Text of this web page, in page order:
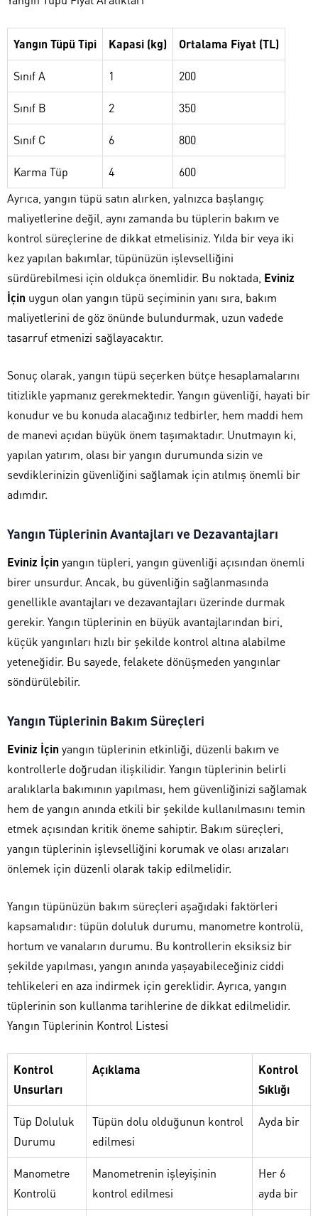
Yangın Tüpü Tipi Kapasi (kg) Ortalama Fiyat (TL)
Sınıf A 1 200
Sınıf B 2 350
Sınıf C 6 800
Karma Tüp 4
600
Ayrıca, yangın tüpü satın alırken, yalnızca başlangıç
maliyetlerine değil, aynı zamanda bu tüplerin bakım ve
kontrol süreçlerine de dikkat etmelisiniz. Yılda bir veya iki
kez yapılan bakımlar, tüpünüzün işlevselliğini
sürdürebilmesi için oldukça önemlidir. Bu noktada, Eviniz
İçin uygun olan yangın tüpü seçiminin yanı sıra, bakım
maliyetlerini de göz önünde bulundurmak, uzun vadede
tasarruf etmenizi sağlayacaktır.
Sonuç olarak, yangın tüpü seçerken bütçe hesaplamalarını
titizlikle yapmanız gerekmektedir. Yangın güvenliği, hayati bir
konudur ve bu konuda alacağınız tedbirler, hem maddi hem
de manevi açıdan büyük önem taşımaktadır. Unutmayın ki,
yapılan yatırım, olası bir yangın durumunda sizin ve
sevdiklerinizin güvenliğini sağlamak için atılmış önemli bir
adımdır.
Yangın Tüplerinin Avantajları ve Dezavantajları
Eviniz İçin yangın tüpleri, yangın güvenliği açısından önemli
birer unsurdur. Ancak, bu güvenliğin sağlanmasında
genellikle avantajları ve dezavantajları üzerinde durmak
gerekir. Yangın tüplerinin en büyük avantajlarından biri,
küçük yangınları hızlı bir şekilde kontrol altına alabilme
yeteneğidir. Bu sayede, felakete dönüşmeden yangınlar
söndürülebilir.
Yangın Tüplerinin Bakım Süreçleri
Eviniz İçin yangın tüplerinin etkinliği, düzenli bakım ve
kontrollerle doğrudan ilişkilidir. Yangın tüplerinin belirli
aralıklarla bakımının yapılması, hem güvenliğinizi sağlamak
hem de yangın anında etkili bir şekilde kullanılmasını temin
etmek açısından kritik öneme sahiptir. Bakım süreçleri,
yangın tüplerinin işlevselliğini korumak ve olası arızaları
önlemek için düzenli olarak takip edilmelidir.
Yangın tüpünüzün bakım süreçleri aşağıdaki faktörleri
kapsamalıdır: tüpün doluluk durumu, manometre kontrolü,
hortum ve vanaların durumu. Bu kontrollerin eksiksiz bir
şekilde yapılması, yangın anında yaşayabileceğiniz ciddi
tehlikeleri en aza indirmek için gereklidir. Ayrıca, yangın
tüplerinin son kullanma tarihlerine de dikkat edilmelidir.
Yangın Tüplerinin Kontrol Listesi
Kontrol
Unsurları
Açıklama
Kontrol
Sıklığı
Tüp Doluluk
Durumu
Tüpün dolu olduğunun kontrol
edilmesi
Ayda bir
Manometre
Kontrolü
Manometrenin işleyişinin
kontrol edilmesi
Her 6
ayda bir